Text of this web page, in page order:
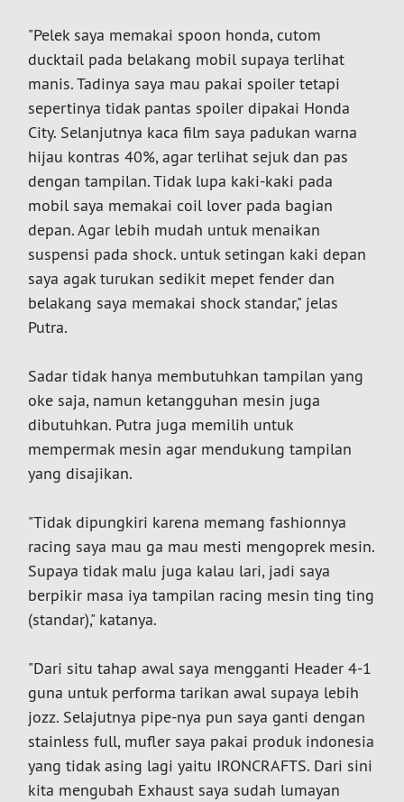
"Pelek saya memakai spoon honda, cutom
ducktail pada belakang mobil supaya terlihat
manis. Tadinya saya mau pakai spoiler tetapi
sepertinya tidak pantas spoiler dipakai Honda
City. Selanjutnya kaca film saya padukan warna
hijau kontras 40%, agar terlihat sejuk dan pas
dengan tampilan. Tidak lupa kaki-kaki pada
mobil saya memakai coil lover pada bagian
depan. Agar lebih mudah untuk menaikan
suspensi pada shock. untuk setingan kaki depan
saya agak turukan sedikit mepet fender dan
belakang saya memakai shock standar," jelas
Putra.
Sadar tidak hanya membutuhkan tampilan yang
oke saja, namun ketangguhan mesin juga
dibutuhkan. Putra juga memilih untuk
mempermak mesin agar mendukung tampilan
yang disajikan.
"Tidak dipungkiri karena memang fashionnya
racing saya mau ga mau mesti mengoprek mesin.
Supaya tidak malu juga kalau lari, jadi saya
berpikir masa iya tampilan racing mesin ting ting
(standar)," katanya.
"Dari situ tahap awal saya mengganti Header 4-1
guna untuk performa tarikan awal supaya lebih
jozz. Selajutnya pipe-nya pun saya ganti dengan
stainless full, mufler saya pakai produk indonesia
yang tidak asing lagi yaitu IRONCRAFTS. Dari sini
kita mengubah Exhaust saya sudah lumayan